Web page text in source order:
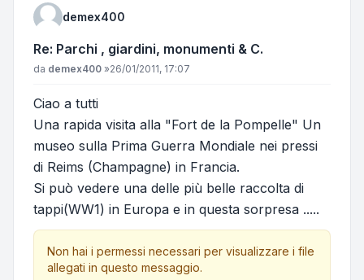
demex400
Re: Parchi , giardini, monumenti & C.
Messaggio
da demex400 »26/01/2011, 17:07
Ciao a tutti
Una rapida visita alla "Fort de la Pompelle" Un
museo sulla Prima Guerra Mondiale nei pressi
di Reims (Champagne) in Francia.
Si può vedere una delle più belle raccolta di
tappi(WW1) in Europa e in questa sorpresa .....
Non hai i permessi necessari per visualizzare i file
allegati in questo messaggio.